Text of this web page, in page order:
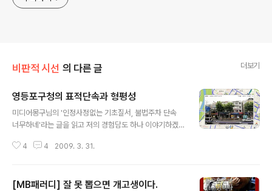
비판적 시선 의 다른 글 더보기
영등포구청의 표적단속과 형평성
미디어몽구님의 '인정사정없는 기초질서, 불법주차 단속
너무하네'라는 글을 읽고 저의 경험담도 하나 이야기하겠
제가 말하려고 하는 불법광고물들은 말 그대로 불법입니
얻었습니다. 사무실이 2층이었는데 상호와 전화번호를 광
4 4 2009. 3. 31.
[MB패러디] 잘 못 뽑으면 개고생이다.